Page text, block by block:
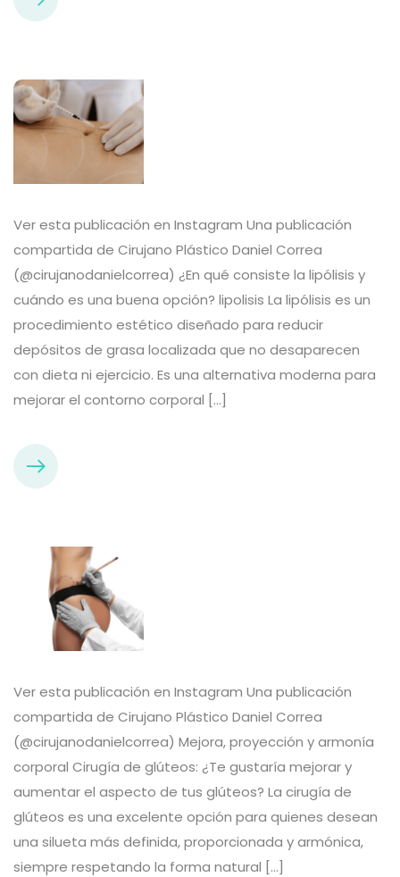
Ver esta publicación en Instagram Una publicación
compartida de Cirujano Plástico Daniel Correa
(@cirujanodanielcorrea) ¿En qué consiste la lipólisis y
cuándo es una buena opción? lipolisis La lipólisis es un
procedimiento estético diseñado para reducir
depósitos de grasa localizada que no desaparecen
con dieta ni ejercicio. Es una alternativa moderna para
mejorar el contorno corporal […]
Ver esta publicación en Instagram Una publicación
compartida de Cirujano Plástico Daniel Correa
(@cirujanodanielcorrea) Mejora, proyección y armonía
corporal Cirugía de glúteos: ¿Te gustaría mejorar y
aumentar el aspecto de tus glúteos? La cirugía de
glúteos es una excelente opción para quienes desean
una silueta más definida, proporcionada y armónica,
siempre respetando la forma natural […]